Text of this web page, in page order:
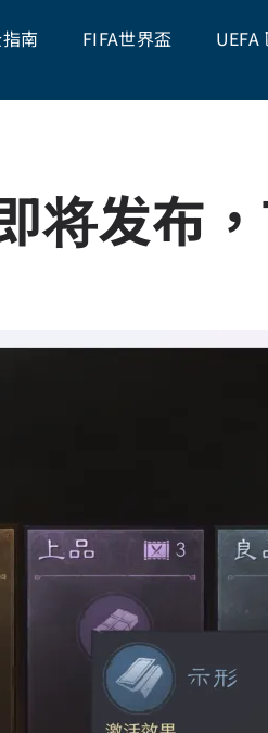
南 FIFA世界盃 UEFA
将发布